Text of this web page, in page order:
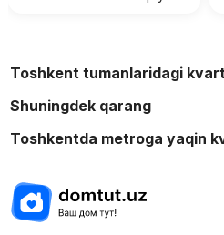
Toshkent tumanlaridagi
Shuningdek qarang
Toshkentda metroga yaqin